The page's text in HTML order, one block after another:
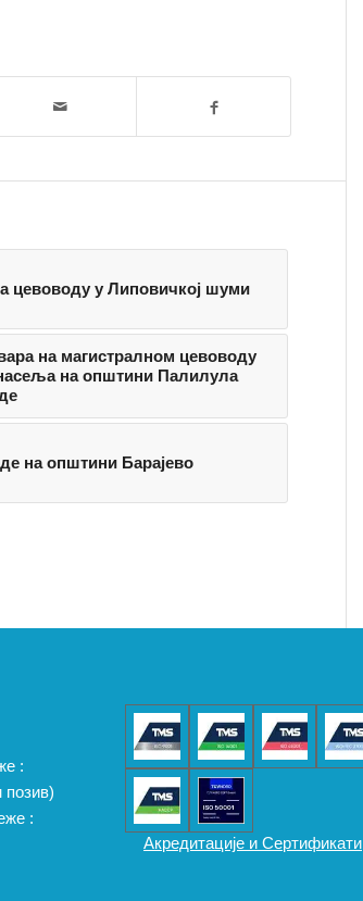
цевоводу у Липовичкој шуми
на магистралном цевоводу
на општини Палилула
на општини Барајево
:
позив)
:
Акредитације и Сертификати